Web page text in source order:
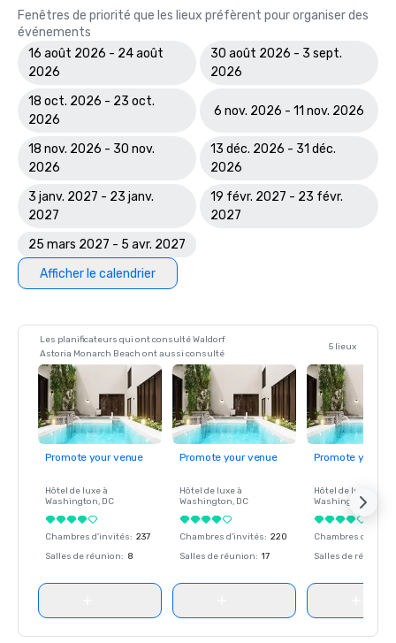
Fenêtres de priorité que les lieux préfèrent pour organiser des
événements
16 août 2026 - 24 août
2026
30 août 2026 - 3 sept.
2026
18 oct. 2026 - 23 oct.
2026
6 nov. 2026 - 11 nov. 2026
18 nov. 2026 - 30 nov.
2026
13 déc. 2026 - 31 déc.
2026
3 janv. 2027 - 23 janv.
2027
19 févr. 2027 - 23 févr.
2027
25 mars 2027 - 5 avr. 2027
Afficher le calendrier
Les planificateurs qui ont consulté Waldorf
Astoria Monarch Beach ont aussi consulté
5 lieux
Promote your venue
Hôtel de luxe à
Washington, DC
Chambres d'invités: 237
Salles de réunion: 8
Promote your venue
Hôtel de luxe à
Washington, DC
Chambres d'invités: 220
Salles de réunion: 17
Promote your
Hôtel de luxe à
Washington
Chambres
Salles de réunion